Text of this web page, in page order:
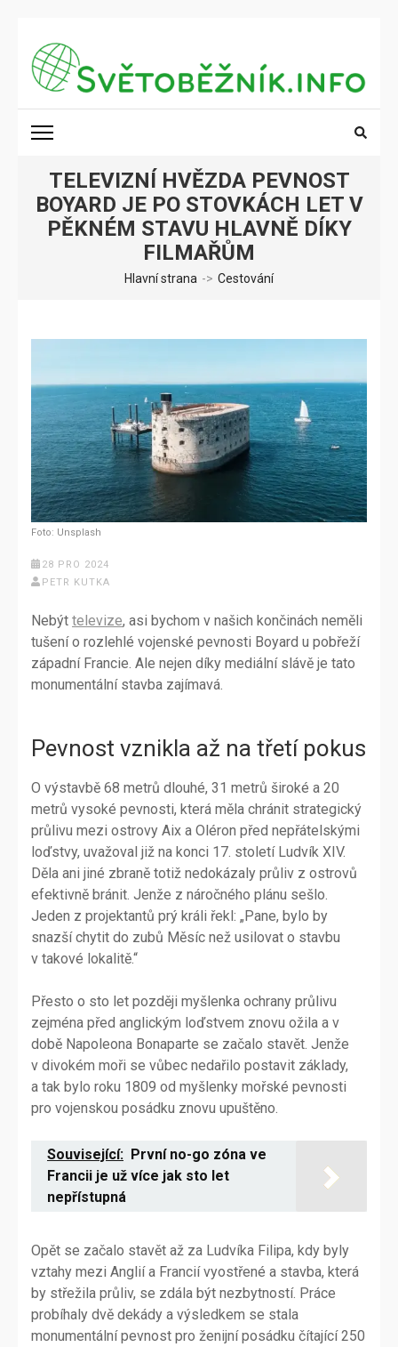
obsah
(stiskněte
Enter)
SVĚTOBĚŽNÍK.INFO
TELEVIZNÍ HVĚZDA PEVNOST
BOYARD JE PO STOVKÁCH LET V
PĚKNÉM STAVU HLAVNĚ DÍKY
FILMAŘŮM
Hlavní strana -> Cestování
Foto: Unsplash
28 PRO 2024
PETR KUTKA
Nebýt televize, asi bychom v našich končinách neměli
tušení o rozlehlé vojenské pevnosti Boyard u pobřeží
západní Francie. Ale nejen díky mediální slávě je tato
monumentální stavba zajímavá.
Pevnost vznikla až na třetí pokus
O výstavbě 68 metrů dlouhé, 31 metrů široké a 20
metrů vysoké pevnosti, která měla chránit strategický
průlivu mezi ostrovy Aix a Oléron před nepřátelskými
loďstvy, uvažoval již na konci 17. století Ludvík XIV.
Děla ani jiné zbraně totiž nedokázaly průliv z ostrovů
efektivně bránit. Jenže z náročného plánu sešlo.
Jeden z projektantů prý králi řekl: „Pane, bylo by
snazší chytit do zubů Měsíc než usilovat o stavbu
v takové lokalitě.“
Přesto o sto let později myšlenka ochrany průlivu
zejména před anglickým loďstvem znovu ožila a v
době Napoleona Bonaparte se začalo stavět. Jenže
v divokém moři se vůbec nedařilo postavit základy,
a tak bylo roku 1809 od myšlenky mořské pevnosti
pro vojenskou posádku znovu upuštěno.
Související: První no-go zóna ve
Francii je už více jak sto let
nepřístupná
Opět se začalo stavět až za Ludvíka Filipa, kdy byly
vztahy mezi Anglií a Francií vyostřené a stavba, která
by střežila průliv, se zdála být nezbytností. Práce
probíhaly dvě dekády a výsledkem se stala
monumentální pevnost pro ženijní posádku čítající 250